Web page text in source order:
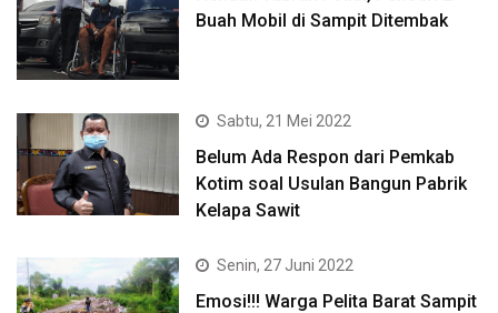
Buah Mobil di Sampit Ditembak
Sabtu, 21 Mei 2022
Belum Ada Respon dari Pemkab
Kotim soal Usulan Bangun Pabrik
Kelapa Sawit
Senin, 27 Juni 2022
Emosi!!! Warga Pelita Barat Sampit